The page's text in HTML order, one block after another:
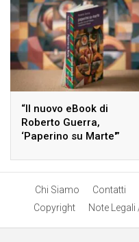
“Il nuovo eBook di
Roberto Guerra,
‘Paperino su Marte'”
Chi Siamo Contatti
Copyright
Note